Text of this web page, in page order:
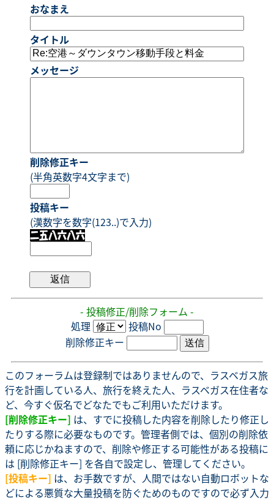
おなまえ
タイトル
メッセージ
削除修正キー
(半角英数字4文字まで)
投稿キー
(漢数字を数字(123..)で入力)
- 投稿修正/削除フォーム -
処理
投稿No
削除修正キー
このフォーラムは登録制ではありませんので、ラスベガス旅
行を計画している人、旅行を終えた人、ラスベガス在住者な
ど、今すぐ仮名でどなたでもご利用いただけます。
[削除修正キー] は、すでに投稿した内容を削除したり修正し
たりする際に必要なものです。管理者側では、個別の削除依
頼に応じかねますので、削除や修正する可能性がある投稿に
は [削除修正キー] を各自で設定し、管理してください。
[投稿キー] は、お手数ですが、人間ではない自動ロボットな
どによる悪質な大量投稿を防ぐためのものですので必ず入力